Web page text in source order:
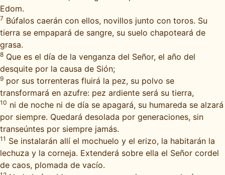
Edom.
7 Búfalos caerán con ellos, novillos junto con toros. Su
tierra se empapará de sangre, su suelo chapoteará de
grasa.
8 Que es el día de la venganza del Señor, el año del
desquite por la causa de Sión;
9 por sus torrenteras fluirá la pez, su polvo se
transformará en azufre: pez ardiente será su tierra,
10 ni de noche ni de día se apagará, su humareda se alzará
por siempre. Quedará desolada por generaciones, sin
transeúntes por siempre jamás.
11 Se instalarán allí el mochuelo y el erizo, la habitarán la
lechuza y la corneja. Extenderá sobre ella el Señor cordel
de caos, plomada de vacío.